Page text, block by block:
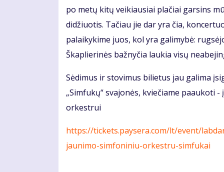
po metų kitų veikiausiai plačiai garsins
didžiuotis. Tačiau jie dar yra čia,
palaikykime juos, kol yra galimybė:
Škaplierinės bažnyčia laukia visų
Sėdimus ir stovimus bilietus jau galima
„Simfukų“ svajonės, kviečiame paaukoti
orkestrui
https://tickets.paysera.com/lt/event/
jaunimo-simfoniniu-orkestru-simfukai